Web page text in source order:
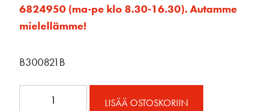
6824950 (ma-pe klo 8.30-16.30). Autamme
mielellämme!
B300821B
LISÄÄ OSTOSKORIIN